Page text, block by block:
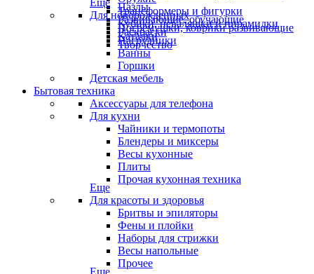
Трансформеры и фигурки
Кубики, неваляшки и пирамидки
Каталки
Пазлы
Развивающие, обучающие
Раскраски
Творчество
Еще
Для новорожденных
Погремушки, коврики развивающие
Нагрудники
Ванны
Горшки
Детская мебель
Бытовая техника
Аксессуары для телефона
Для кухни
Чайники и термопоты
Блендеры и миксеры
Весы кухонные
Плиты
Прочая кухонная техника
Еще
Для красоты и здоровья
Бритвы и эпиляторы
Фены и плойки
Наборы для стрижки
Весы напольные
Прочее
Еще